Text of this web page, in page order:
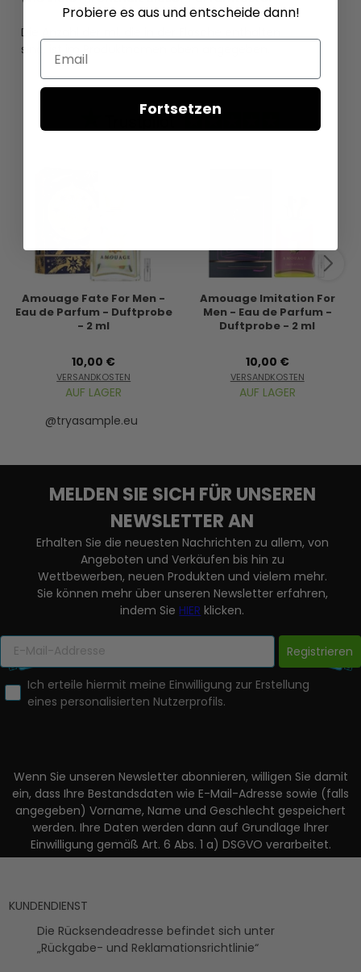
Die Anzahl der ml, die in der Flasche enthalten
sind, ist im Produktnamen oben angegeben.
Amouage Fate For Men -
Eau de Parfum - Duftprobe
- 2 ml
10,00 €
VERSANDKOSTEN
AUF LAGER
Amouage Imitation For
Men - Eau de Parfum -
Duftprobe - 2 ml
10,00 €
VERSANDKOSTEN
AUF LAGER
@tryasample.eu
MELDEN SIE SICH FÜR UNSEREN
NEWSLETTER AN
Erhalten Sie die neuesten Nachrichten zu allem, von
Angeboten und Verkäufen bis hin zu
Wettbewerben, neuen Produkten und vielem mehr.
Sie können mehr über unseren Newsletter erfahren,
indem SieHIER klicken.
Registrieren
Ich erteile hiermit meine Einwilligung zur Erstellung
eines personalisierten Nutzerprofils.
Wenn Sie unseren Newsletter abonnieren, willigen Sie damit
ein, dass Ihre Bestandsdaten wie E-Mail-Adresse sowie (falls
angegeben) Vorname, Name und Geschlecht gespeichert
werden. Ihre Daten werden dann auf Grundlage Ihrer
Einwilligung gemäß Art. 6 Abs. 1 a) DSGVO verarbeitet.
KUNDENDIENST
Die Rücksendeadresse befindet sich unter
„Rückgabe- und Reklamationsrichtlinie“
Probiere es aus und entscheide dann!
Email
Fortsetzen